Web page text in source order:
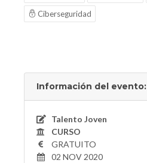
Ciberseguridad
Información del evento:
Talento Joven
CURSO
GRATUITO
02 NOV 2020